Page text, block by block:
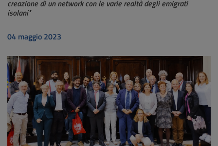
creazione di un network con le varie realtà degli emigrati
isolani"
04 maggio 2023